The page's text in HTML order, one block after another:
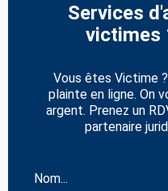
Services
victimes
Vous êtes Victime
plainte en ligne. On
argent. Prenez un
partenaire